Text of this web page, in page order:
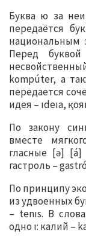
Буква ю за
передаётся
национальным
Перед
kompúter, а
передается
идея – ıdeıa,
По закону
вместе
гласные [ә]
гастроль –
По принципу
из удвоенных
– tenıs. В
одно ı: калий –